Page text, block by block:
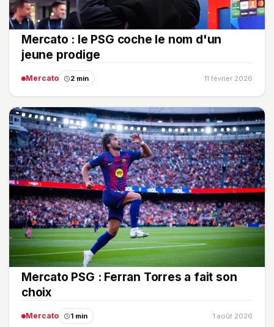
Mercato : le PSG coche le nom d'un
jeune prodige
Mercato 2 min 11 février 2026
Mercato PSG : Ferran Torres a fait son
choix
Mercato 1 min 1 août 2026